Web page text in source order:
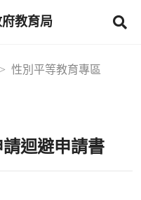
教育局
性別平等教育專區
迴避申請書